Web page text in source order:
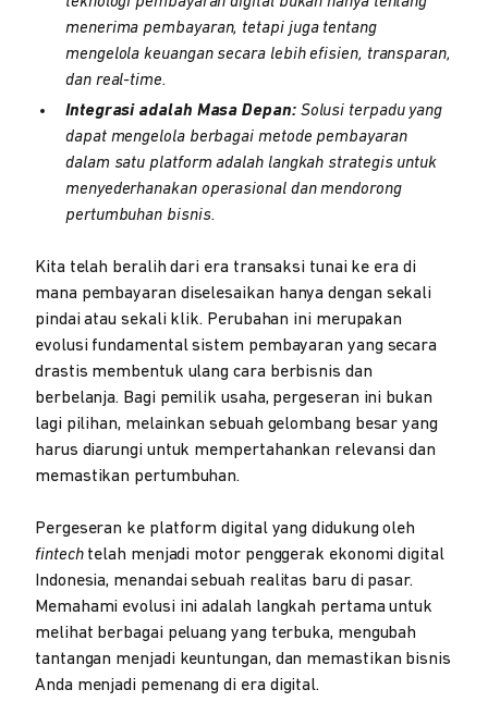
menerima pembayaran, tetapi juga tentang
mengelola keuangan secara lebih efisien, transparan,
dan real-time.
Integrasi adalah Masa Depan:Solusi terpadu yang
dapat mengelola berbagai metode pembayaran
dalam satu platform adalah langkah strategis untuk
menyederhanakan operasional dan mendorong
pertumbuhan bisnis.
Kita telah beralih dari era transaksi tunai ke era di
mana pembayaran diselesaikan hanya dengan sekali
pindai atau sekali klik. Perubahan ini merupakan
evolusi fundamental sistem pembayaran yang secara
drastis membentuk ulang cara berbisnis dan
berbelanja. Bagi pemilik usaha, pergeseran ini bukan
lagi pilihan, melainkan sebuah gelombang besar yang
harus diarungi untuk mempertahankan relevansi dan
memastikan pertumbuhan.
Pergeseran ke platform digital yang didukung oleh
fintechtelah menjadi motor penggerak ekonomi digital
Indonesia, menandai sebuah realitas baru di pasar.
Memahami evolusi ini adalah langkah pertama untuk
melihat berbagai peluang yang terbuka, mengubah
tantangan menjadi keuntungan, dan memastikan bisnis
Anda menjadi pemenang di era digital.